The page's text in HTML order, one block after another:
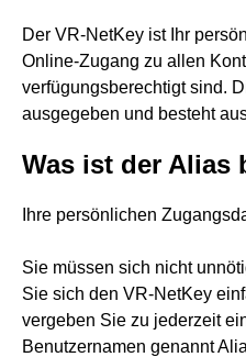
Der VR-NetKey ist Ihr
Online-Zugang zu allen
verfügungsberechtigt sind.
ausgegeben und besteht
Was ist der Alias
Ihre persönlichen
Sie müssen sich nicht
Sie sich den VR-NetKey
vergeben Sie zu jederzeit
Benutzernamen genannt